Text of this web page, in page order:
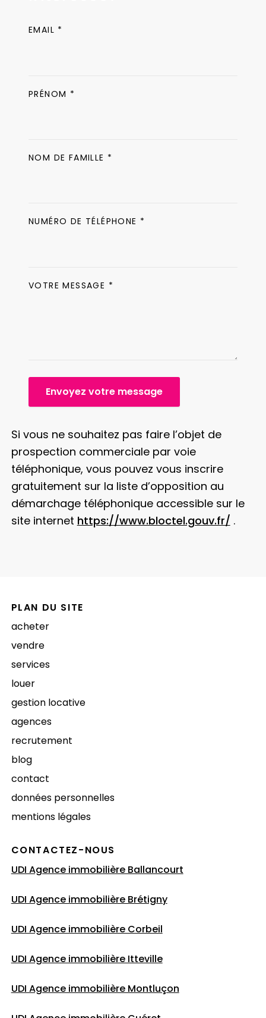
PRÉNOM *
EMAIL *
NOM DE FAMILLE *
NUMÉRO DE TÉLÉPHONE *
VOTRE MESSAGE *
Envoyez votre message
Si vous ne souhaitez pas faire l’objet de
prospection commerciale par voie
téléphonique, vous pouvez vous inscrire
gratuitement sur la liste d’opposition au
démarchage téléphonique accessible sur le
site internet https://www.bloctel.gouv.fr/ .
PLAN DU SITE
acheter
vendre
services
louer
gestion locative
agences
recrutement
blog
contact
données personnelles
mentions légales
CONTACTEZ-NOUS
UDI Agence immobilière Ballancourt
UDI Agence immobilière Brétigny
UDI Agence immobilière Corbeil
UDI Agence immobilière Itteville
UDI Agence immobilière Montluçon